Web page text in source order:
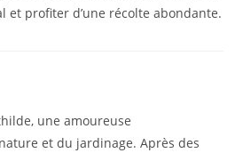
et profiter d’une récolte abondante.
une amoureuse
et du jardinage. Après des